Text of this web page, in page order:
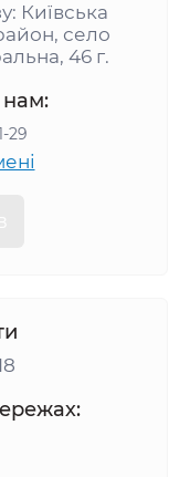
Київська
село
46 г.
нам:
29